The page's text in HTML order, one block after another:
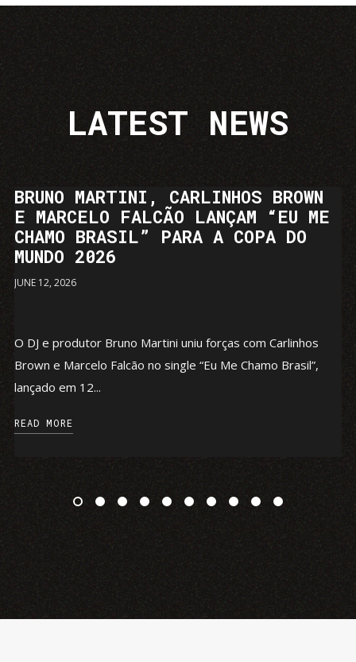
LATEST NEWS
BRUNO MARTINI, CARLINHOS BROWN
E MARCELO FALCÃO LANÇAM “EU ME
CHAMO BRASIL” PARA A COPA DO
MUNDO 2026
JUNE 12, 2026
O DJ e produtor Bruno Martini uniu forças com Carlinhos
Brown e Marcelo Falcão no single “Eu Me Chamo Brasil”,
lançado em 12...
READ MORE